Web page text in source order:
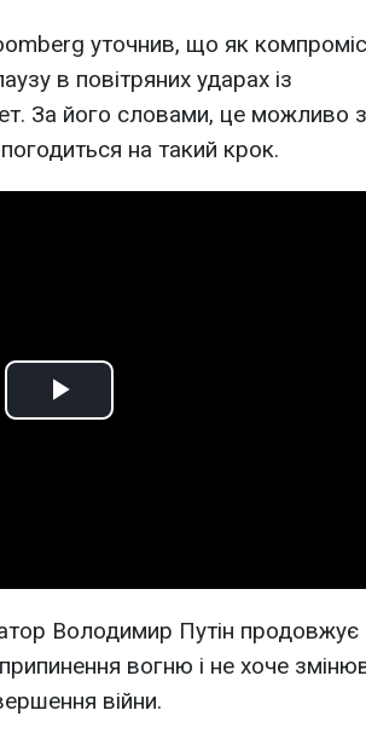
уточнив, що як компроміс
в повітряних ударах із
За його словами, це можливо
на такий крок.
Play
Володимир Путін продовжує
вогню і не хоче
війни.